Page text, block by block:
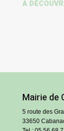
A
Mairie de
5 route des
33650